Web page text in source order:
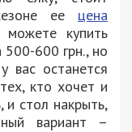
ее цена
купить
500-600 грн., но
вас останется
кто хочет и
и стол накрыть,
вариант –